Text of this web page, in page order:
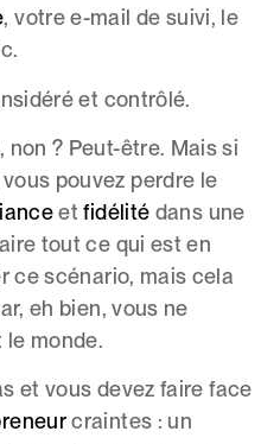
, votre e-mail de suivi, le
et contrôlé.
non ? Peut-être. Mais si
pouvez perdre le
etfidélité dans une
tout ce qui est en
ce scénario, mais cela
eh bien, vous ne
le monde.
et vous devez faire face
craintes : un